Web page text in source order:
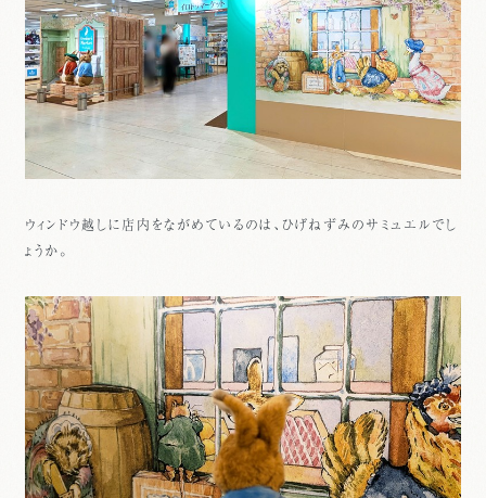
ウィンドウ越しに店内をながめているのは、ひげねずみのサミュエルでし
ょうか。